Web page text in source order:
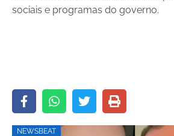
sociais e programas do governo.
NEWSBEAT